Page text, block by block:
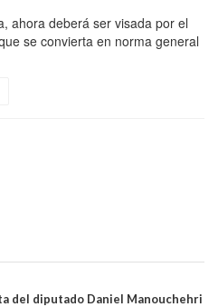
ahora deberá ser visada por el
se convierta en norma general
del diputado Daniel Manouchehri